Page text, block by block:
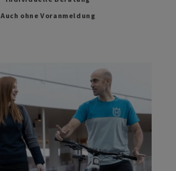
Auch ohne Voranmeldung